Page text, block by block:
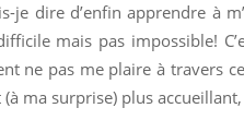
dire d’enfin apprendre à
mais pas impossible!
ne pas me plaire à travers
ma surprise) plus